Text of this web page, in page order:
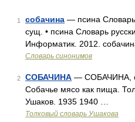
1 собачина — псина Словарь
сущ. • псина Словарь
Информатик. 2012.
Словарь синонимов
2 СОБАЧИНА — СОБАЧИНА,
Собачье мясо как пища.
Ушаков. 1935 1940 …
Толковый словарь Ушакова